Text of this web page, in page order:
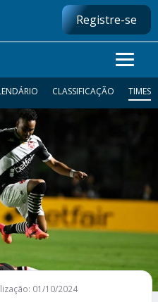
Registre-se
CLASSIFICAÇÃO TIMES
01/10/2024